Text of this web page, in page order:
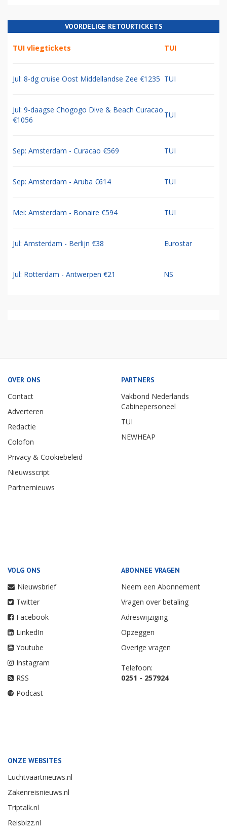
VOORDELIGE RETOURTICKETS
TUI vliegtickets TUI
Jul: 8-dg cruise Oost Middellandse Zee €1235 TUI
Jul: 9-daagse Chogogo Dive & Beach Curacao
€1056
TUI
Sep: Amsterdam - Curacao €569 TUI
Sep: Amsterdam - Aruba €614 TUI
Mei: Amsterdam - Bonaire €594 TUI
Jul: Amsterdam - Berlijn €38 Eurostar
Jul: Rotterdam - Antwerpen €21 NS
OVER ONS
Contact
Adverteren
Redactie
Colofon
Privacy & Cookiebeleid
Nieuwsscript
Partnernieuws
PARTNERS
Vakbond Nederlands
Cabinepersoneel
TUI
NEWHEAP
VOLG ONS
Nieuwsbrief
Twitter
Facebook
LinkedIn
Youtube
Instagram
RSS
Podcast
ABONNEE VRAGEN
Neem een Abonnement
Vragen over betaling
Adreswijziging
Opzeggen
Overige vragen
Telefoon:
0251 - 257924
ONZE WEBSITES
Luchtvaartnieuws.nl
Zakenreisnieuws.nl
Triptalk.nl
Reisbizz.nl